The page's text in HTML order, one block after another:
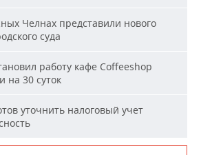
Челнах представили нового
суда
работу кафе Coffeeshop
на 30 суток
уточнить налоговый учет